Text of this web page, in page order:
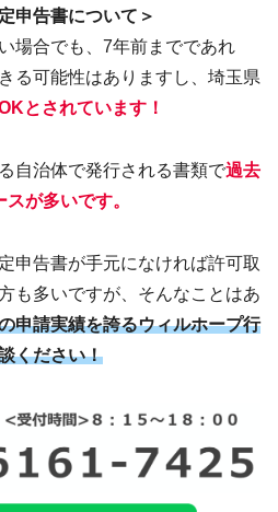
申告書について＞
場合でも、7年前までであれ
る可能性はありますし、埼玉県
とされています！
自治体で発行される書類で過去
スが多いです。
申告書が手元になければ許可取
も多いですが、そんなことはあ
申請実績を誇るウィルホープ行
ください！